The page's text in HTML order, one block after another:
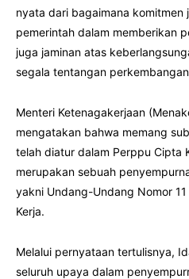
nyata dari bagaimana komitmen
pemerintah dalam memberikan
juga jaminan atas
segala tentangan
Menteri Ketenagakerjaan
mengatakan bahwa memang
telah diatur dalam Perppu Cipta
merupakan sebuah
yakni Undang-Undang Nomor
Kerja.
Melalui pernyataan tertulisnya,
seluruh upaya dalam